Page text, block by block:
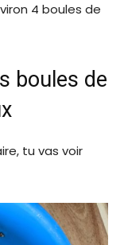
4 boules de
boules de
tu vas voir